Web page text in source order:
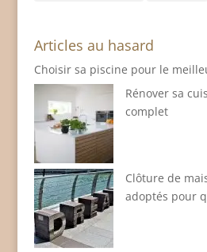
Articles au hasard
Choisir sa piscine pour le
Rénover sa
complet
Clôture de
adoptés pour